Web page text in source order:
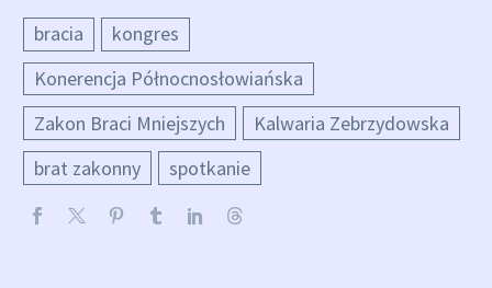
bracia
kongres
Konerencja Północnosłowiańska
Zakon Braci Mniejszych
Kalwaria Zebrzydowska
brat zakonny
spotkanie